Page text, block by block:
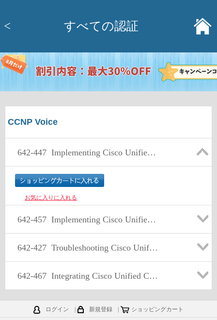
< すべての認証
CCNP Voice
642-447 Implementing Cisco Unified Communications Manager, Part 1 v8.0 (CIPT1 v8.0)
お気に入りに入れる
642-457 Implementing Cisco Unified Communications Manager, Part 2 v8.0 (CIPT2 v8.0)
642-427 Troubleshooting Cisco Unified Communications v8.0 (TVOICE v8.0)
642-467 Integrating Cisco Unified Communications Applications v8.0 (CAPPS v8.0)
ログイン 新規登録 ショッピングカート